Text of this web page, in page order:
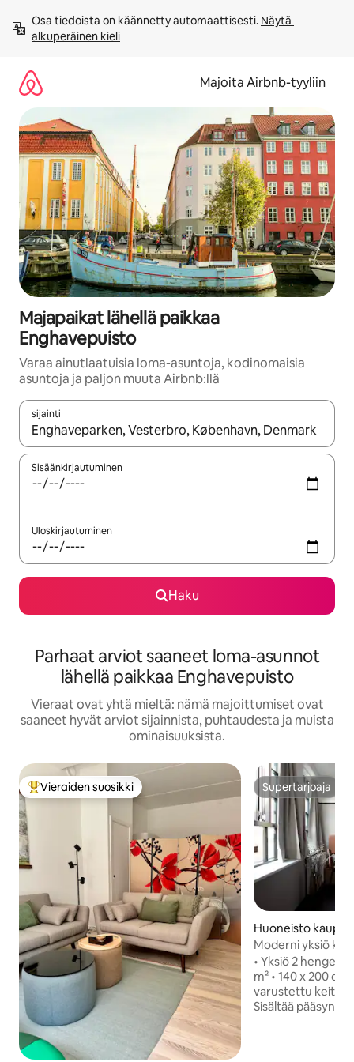
sisältö
väliin
Osa tiedoista on käännetty automaattisesti. Näytä
alkuperäinen kieli
Majoita Airbnb-tyyliin
Majapaikat lähellä paikkaa
Enghavepuisto
Varaa ainutlaatuisia loma-asuntoja, kodinomaisia
asuntoja ja paljon muuta Airbnb:llä
sijainti
Kun tulokset ovat saatavilla, navigoi ylös- ja alas-
Sisäänkirjautuminen
Uloskirjautuminen
Haku
Parhaat arviot saaneet loma-asunnot
lähellä paikkaa Enghavepuisto
Vieraat ovat yhtä mieltä: nämä majoittumiset ovat
saaneet hyvät arviot sijainnista, puhtaudesta ja muista
ominaisuuksista.
Vieraiden suosikkien parhaimmistoa
Vieraiden suosikki Supertarjoaja
Supertarjoaja
Huoneisto
ööpenhamina
Moderni yksiö
sydämessä
• Yksiö 2 hengelle
m² • 140 x 200
varustettu keittiö
Sisältää pääsyn